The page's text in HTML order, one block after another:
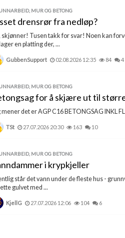
MUR OG BETONG
drensrør fra nedløp?
skjønner! Tusen takk for svar! Noen kan
en platting der, ...
GubbenSupport 02.08.2026 12:35 84 4
MUR OG BETONG
for å skjære ut til
mener det er AGP C16 BETONGSAG INKL
TSt 27.07.2026 20:30 163 10
MUR OG BETONG
i krypkjeller
står det vann under de fleste hus -
gulvet med ...
KjellG 27.07.2026 12:06 104 6